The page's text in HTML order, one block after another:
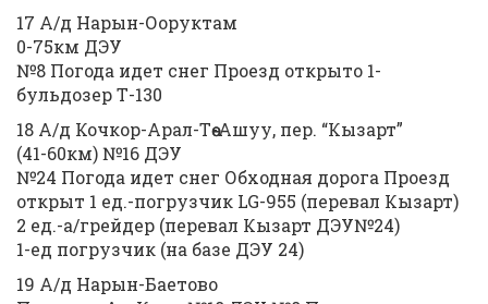
17 А/д Нарын-Ооруктам
0-75км ДЭУ
№8 Погода идет снег Проезд открыто 1-
бульдозер Т-130
18 А/д Кочкор-Арал-Төө-Ашуу, пер. “Кызарт”
(41-60км) №16 ДЭУ
№24 Погода идет снег Обходная дорога Проезд
открыт 1 ед.-погрузчик LG-955 (перевал Кызарт)
2 ед.-а/грейдер (перевал Кызарт ДЭУ№24)
1-ед погрузчик (на базе ДЭУ 24)
19 А/д Нарын-Баетово